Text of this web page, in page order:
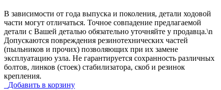
В зависимости от года выпуска и поколения, детали ходовой
части могут отличаться. Точное совпадение предлагаемой
детали с Вашей деталью обязательно уточняйте у продавца.\n
Допускаются повреждения резинотехнических частей
(пыльников и прочих) позволяющих при их замене
эксплуатацию узла. Не гарантируется сохранность различных
болтов, линков (стоек) стабилизатора, скоб и резинок
крепления.
Добавить в корзину